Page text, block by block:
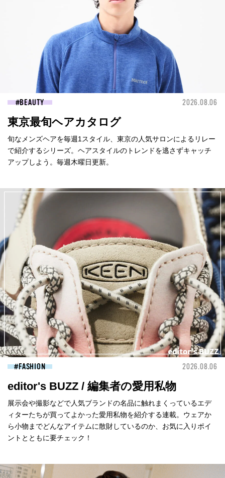
BEAUTY 2026.08.06
東京最旬ヘアカタログ
旬なメンズヘアを毎週1スタイル、東京の人気サロンによるリレー
で紹介するシリーズ。ヘアスタイルのトレンドを逃さずキャッチ
アップしよう。毎週木曜日更新。
FASHION 2026.08.06
editor's BUZZ / 編集者の愛用私物
展示会や撮影などで人気ブランドの名品に触れまくっているエデ
ィターたちが買ってよかった愛用私物を紹介する連載。ウェアか
ら小物までどんなアイテムに散財しているのか、お気に入りポイ
ントとともに要チェック！